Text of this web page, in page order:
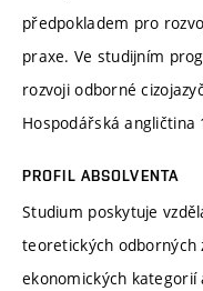
předpokladem pro
praxe. Ve studijním
rozvoji odborné
Hospodářská angličtina
PROFIL ABSOLVENTA
Studium poskytuje
teoretických odborných
ekonomických kategorií